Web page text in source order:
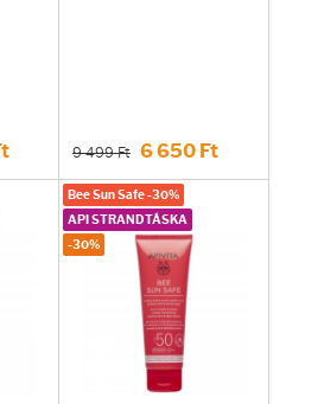
9 499 Ft 6 650 Ft
Bee Sun Safe -30%
API STRANDTÁSKA
-30%